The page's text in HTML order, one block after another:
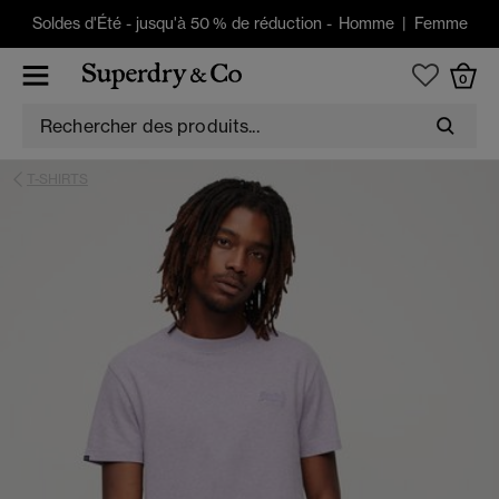
Soldes d'Été -jusqu'à 50 % de réduction - Homme| Femme
0